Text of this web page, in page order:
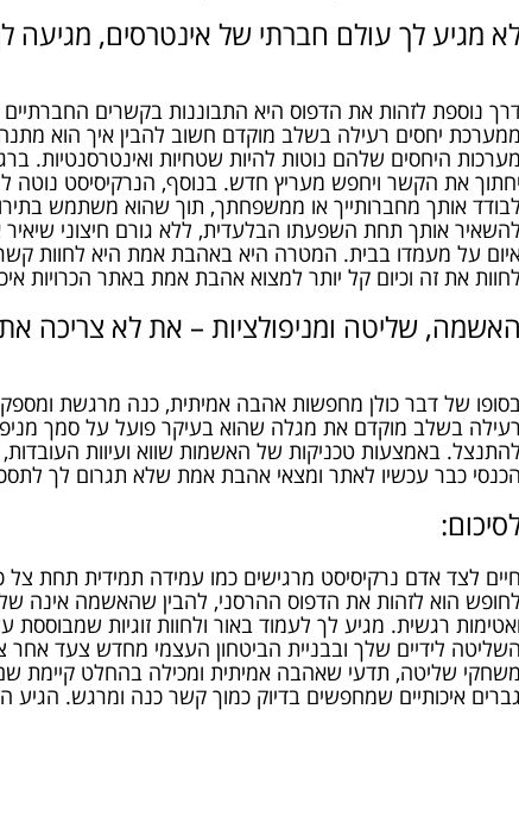
מגיע לך עולם חברתי של אינטרסים, מגיעה
נוספת לזהות את הדפוס היא התבוננות בקשרים
ממערכת יחסים רעילה בשלב מוקדם חשוב להבין איך הוא
מערכות היחסים שלהם נוטות להיות שטחיות ואינטרסנטיות.
יחתוך את הקשר ויחפש מעריץ חדש. בנוסף, הנרקיסיסט נוטה
לבודד אותך מחברותייך או ממשפחתך, תוך שהוא משתמש
להשאיר אותך תחת השפעתו הבלעדית, ללא גורם חיצוני
על מעמדו בבית. המטרה היא באהבת אמת היא לחוות
לחוות את זה וכיום קל יותר למצוא אהבת אמת באתר הכרויות
האשמה, שליטה ומניפולציות – את לא צריכה
של דבר כולן מחפשות אהבה אמיתית, כנה מרגשת
רעילה בשלב מוקדם את מגלה שהוא בעיקר פועל על סמך
להתנצל. באמצעות טכניקות של האשמות שווא ועיוות
הכנסי כבר עכשיו לאתר ומצאי אהבת אמת שלא תגרום לך
חיים לצד אדם נרקיסיסט מרגישים כמו עמידה תמידית
לחופש הוא לזהות את הדפוס ההרסני, להבין שהאשמה אינה
ואטימות רגשית. מגיע לך לעמוד באור ולחוות זוגיות
השליטה לידיים שלך ובבניית הביטחון העצמי מחדש צעד אחר
משחקי שליטה, תדעי שאהבה אמיתית ומכילה בהחלט קיימת
גברים איכותיים שמחפשים בדיוק כמוך קשר כנה ומרגש.